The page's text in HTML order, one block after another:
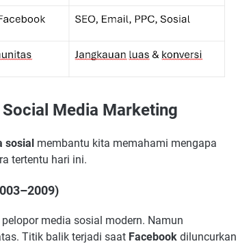
Media Marketing
sosial membantu kita memahami mengapa
tertentu hari ini.
media sosial modern. Namun
Titik balik terjadi saat Facebook diluncurkan